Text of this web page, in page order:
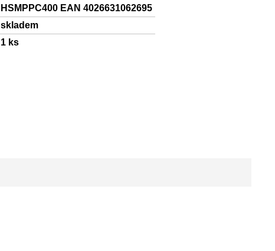
HSMPPC400 EAN 4026631062695
skladem
1 ks